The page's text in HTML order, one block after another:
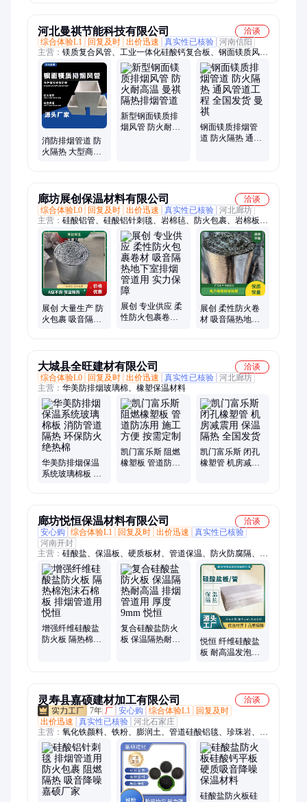
河北曼祺节能科技有限公司
洽谈
综合体验L1
回复及时 出价迅速 真实性已核验 河南信阳
主营： 镁质复合风管、工业一体化硅酸钙复合板、钢面镁质风管
板、钢面镁质排烟风管、防排烟风管、镁质排烟风管、防排烟复
合风管、工业一体化排烟风管、排烟风管、排烟通风管道、新型
钢面镁质排烟风管、消防排烟通风管、镁质防火风管、钢面镁质
防排烟风管、消防通风排烟管道、空调系统排烟风管、排烟风管
厂家、空调复合通风管道、防排烟钢面镁质风管、一体化排烟风
管、钢制隔热排烟风管、防排烟钢面镁质风管板、工业除尘排风
排烟管道、复合风管、钢面镁质复合风管
消防排烟管道 防
火隔热 大型商场
新型钢面镁质排
烟风管 防火耐高
钢面镁质排烟管
道 防火隔热 通风
廊坊展创保温材料有限公司
洽谈
综合体验L0
回复及时 出价迅速 真实性已核验 河北廊坊
主营： 硅酸铝管、硅酸铝针刺毯、岩棉毡、防火包裹、岩棉板、
硅酸铝板、玻璃棉管、岩棉管、橡塑板、聚氨酯管、硅酸盐板、
硅酸盐管、玻璃棉板、玻璃棉卷毡、泡沫玻璃弧形板、泡沫玻璃
管壳、泡沫玻璃板
展创 大量生产 防
火包裹 吸音隔热
展创 专业供应 柔
性防火包裹卷材
展创 柔性防火卷
材 吸音隔热地下
大城县全旺建材有限公司
洽谈
综合体验L0
回复及时 出价迅速 真实性已核验 河北廊坊
主营： 华美防排烟玻璃棉、橡塑保温材料
华美防排烟保温
系统玻璃棉板 消
凯门富乐斯 阻燃
橡塑板 管道防冻
凯门富乐斯 闭孔
橡塑管 机房减震
廊坊悦恒保温材料有限公司
洽谈
安心购
综合体验L1 回复及时 出价迅速
真实性已核验
河南开封
主营： 硅酸盐、保温板、硬质板材、管道保温、防火防腐隔、硅
酸盐防火板、防火硅酸盐板、屋顶保温、外墙保温、保温材料、
硅酸铝、硅酸盐板、硅酸盐管、硅酸盐板保温板、复合硅酸盐
板、憎水硅酸盐板、铝镁质
增强纤维硅酸盐
防火板 隔热棉泡
复合硅酸盐防火
板 保温隔热耐高
悦恒 纤维硅酸盐
板 耐高温发泡石
灵寿县嘉硕建材加工有限公司
洽谈
7年 厂 安心购 综合体验L1
回复及时
出价迅速
真实性已核验 河北石家庄
主营： 氧化铁颜料、铁粉、膨润土、管道硅酸铝毯、珍珠岩、矿
物纤维、木质纤维、硅酸铝纤维、海泡石纤维、云母粉
硅酸盐防火板硅